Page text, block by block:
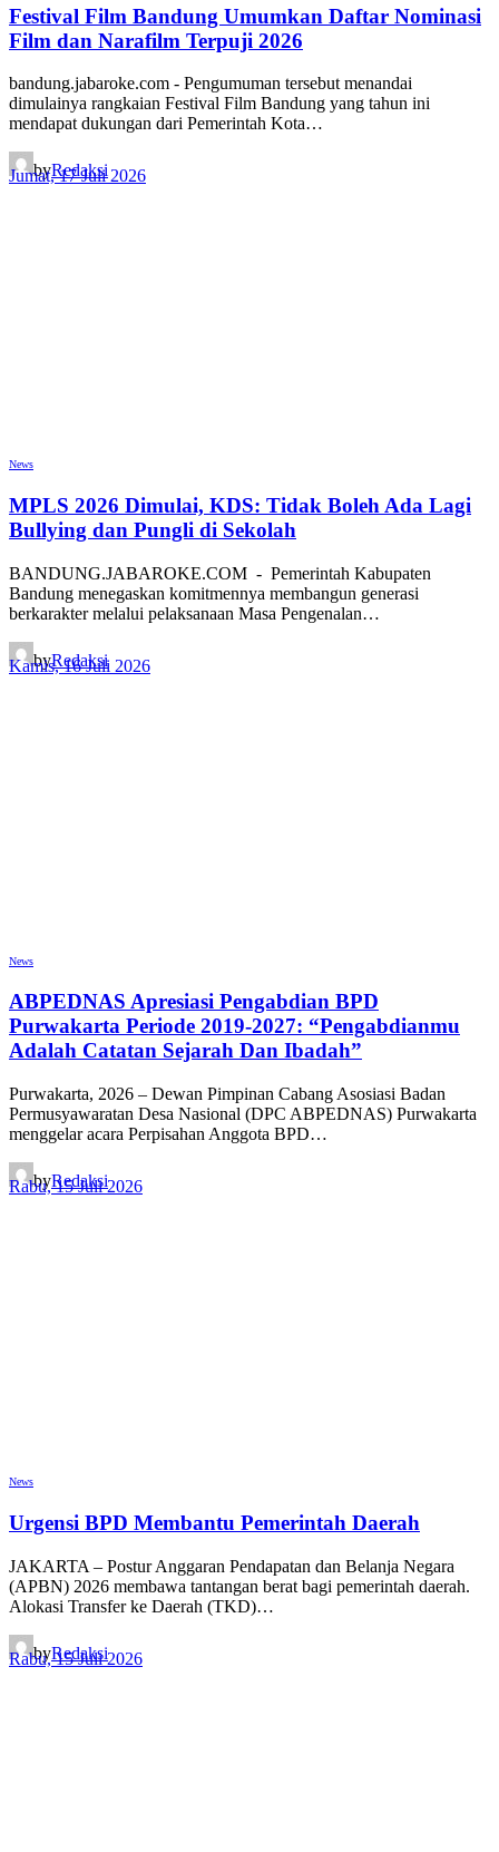
Festival Film Bandung Umumkan Daftar Nominasi
Film dan Narafilm Terpuji 2026
bandung.jabaroke.com - Pengumuman tersebut menandai
dimulainya rangkaian Festival Film Bandung yang tahun ini
mendapat dukungan dari Pemerintah Kota…
byRedaksi
Jumat, 17 Juli 2026
News
MPLS 2026 Dimulai, KDS: Tidak Boleh Ada Lagi
Bullying dan Pungli di Sekolah
BANDUNG.JABAROKE.COM - Pemerintah Kabupaten
Bandung menegaskan komitmennya membangun generasi
berkarakter melalui pelaksanaan Masa Pengenalan…
byRedaksi
Kamis, 16 Juli 2026
News
ABPEDNAS Apresiasi Pengabdian BPD
Purwakarta Periode 2019-2027: “Pengabdianmu
Adalah Catatan Sejarah Dan Ibadah”
Purwakarta, 2026 – Dewan Pimpinan Cabang Asosiasi Badan
Permusyawaratan Desa Nasional (DPC ABPEDNAS) Purwakarta
menggelar acara Perpisahan Anggota BPD…
byRedaksi
Rabu, 15 Juli 2026
News
Urgensi BPD Membantu Pemerintah Daerah
JAKARTA – Postur Anggaran Pendapatan dan Belanja Negara
(APBN) 2026 membawa tantangan berat bagi pemerintah daerah.
Alokasi Transfer ke Daerah (TKD)…
byRedaksi
Rabu, 15 Juli 2026